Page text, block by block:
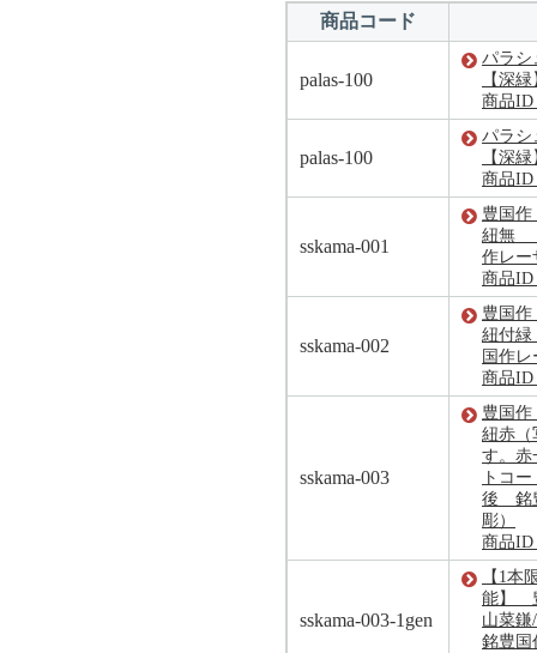
商品コード
palas-100
パラシ
【深
商品ID
palas-100
パラシ
【深
商品ID
sskama-001
豊国作
紐無
作レー
商品ID
sskama-002
豊国作
紐付
国作
商品ID
sskama-003
豊国作
紐赤（
す。赤
トコ
後 銘
彫）
商品ID
sskama-003-1gen
【1本
能】
山菜
銘豊国